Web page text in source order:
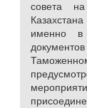
совета
именно в